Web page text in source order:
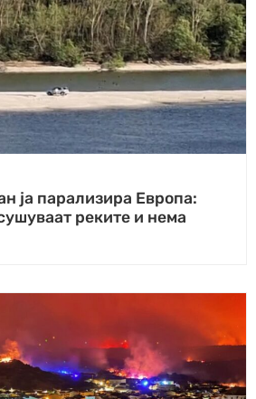
ја парализира Европа:
реките и нема